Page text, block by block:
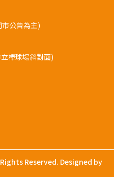
公告為主)
棒球場斜對面)
Reserved. Designed by